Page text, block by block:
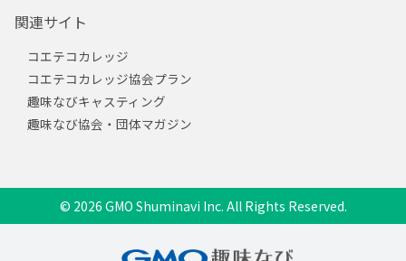
関連サイト
コエテコカレッジ
コエテコカレッジ協会プラン
趣味なびキャスティング
趣味なび協会・団体マガジン
© 2026 GMO Shuminavi Inc. All Rights Reserved.